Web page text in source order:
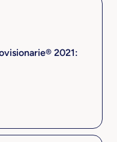
2021: